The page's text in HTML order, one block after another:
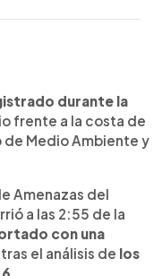
y Recursos
magnitud 4.6
de este
El
a 63 kilómetros
y tuvo una
Inicialmente fue
posteriormente
que el evento
y que
durante la
frente a la costa de
de Medio Ambiente y
Amenazas del
a las 2:55 de la
con una
el análisis de los